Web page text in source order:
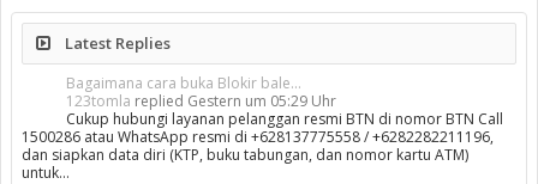
Latest Replies
Bagaimana cara buka Blokir bale...
123tomla replied Gestern um 05:29 Uhr
Cukup hubungi layanan pelanggan resmi BTN di nomor BTN Call
1500286 atau WhatsApp resmi di +628137775558 / +6282282211196,
dan siapkan data diri (KTP, buku tabungan, dan nomor kartu ATM)
untuk…